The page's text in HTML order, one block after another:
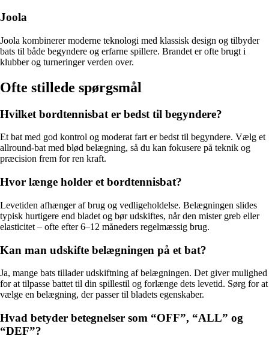
Joola
Joola kombinerer moderne teknologi med klassisk design og tilbyder
bats til både begyndere og erfarne spillere. Brandet er ofte brugt i
klubber og turneringer verden over.
Ofte stillede spørgsmål
Hvilket bordtennisbat er bedst til begyndere?
Et bat med god kontrol og moderat fart er bedst til begyndere. Vælg et
allround-bat med blød belægning, så du kan fokusere på teknik og
præcision frem for ren kraft.
Hvor længe holder et bordtennisbat?
Levetiden afhænger af brug og vedligeholdelse. Belægningen slides
typisk hurtigere end bladet og bør udskiftes, når den mister greb eller
elasticitet – ofte efter 6–12 måneders regelmæssig brug.
Kan man udskifte belægningen på et bat?
Ja, mange bats tillader udskiftning af belægningen. Det giver mulighed
for at tilpasse battet til din spillestil og forlænge dets levetid. Sørg for at
vælge en belægning, der passer til bladets egenskaber.
Hvad betyder betegnelser som “OFF”, “ALL” og
“DEF”?